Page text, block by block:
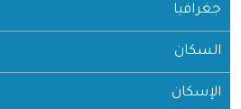
جغرافيا
السكان
الإسكان